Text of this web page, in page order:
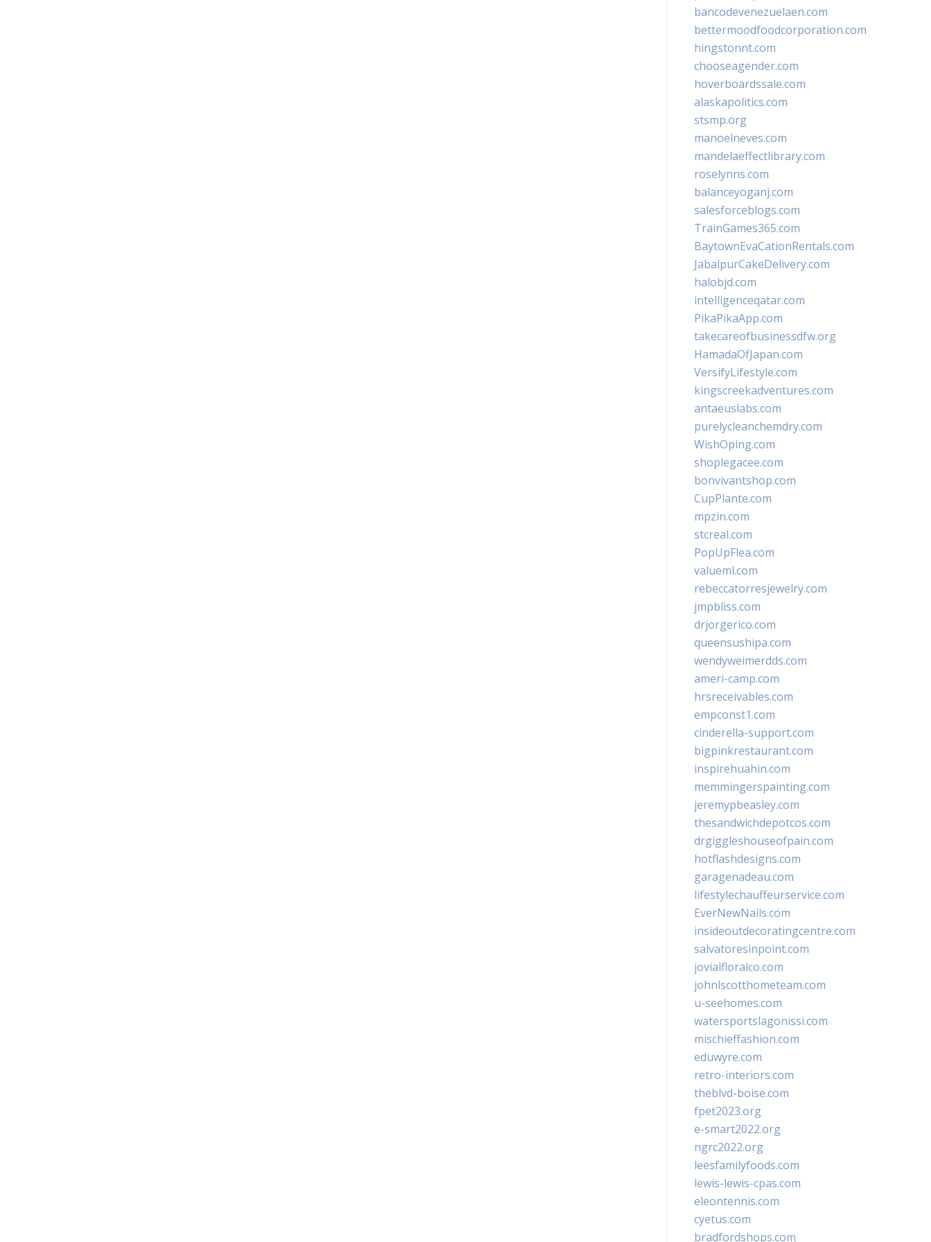
bancodevenezuelaen.com
bettermoodfoodcorporation.com
hingstonnt.com
chooseagender.com
hoverboardssale.com
alaskapolitics.com
stsmp.org
manoelneves.com
mandelaeffectlibrary.com
roselynns.com
balanceyoganj.com
salesforceblogs.com
TrainGames365.com
BaytownEvaCationRentals.com
JabalpurCakeDelivery.com
halobjd.com
intelligenceqatar.com
PikaPikaApp.com
takecareofbusinessdfw.org
HamadaOfJapan.com
VersifyLifestyle.com
kingscreekadventures.com
antaeuslabs.com
purelycleanchemdry.com
WishOping.com
shoplegacee.com
bonvivantshop.com
CupPlante.com
mpzin.com
stcreal.com
PopUpFlea.com
valueml.com
rebeccatorresjewelry.com
jmpbliss.com
drjorgerico.com
queensushipa.com
wendyweimerdds.com
ameri-camp.com
hrsreceivables.com
empconst1.com
cinderella-support.com
bigpinkrestaurant.com
inspirehuahin.com
memmingerspainting.com
jeremypbeasley.com
thesandwichdepotcos.com
drgiggleshouseofpain.com
hotflashdesigns.com
garagenadeau.com
lifestylechauffeurservice.com
EverNewNails.com
insideoutdecoratingcentre.com
salvatoresinpoint.com
jovialfloralco.com
johnlscotthometeam.com
u-seehomes.com
watersportslagonissi.com
mischieffashion.com
eduwyre.com
retro-interiors.com
theblvd-boise.com
fpet2023.org
e-smart2022.org
ngrc2022.org
leesfamilyfoods.com
lewis-lewis-cpas.com
eleontennis.com
cyetus.com
bradfordshops.com